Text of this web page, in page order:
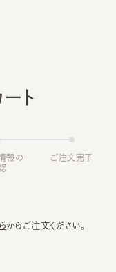
ト
報の
ご注文完了
からご注文ください。